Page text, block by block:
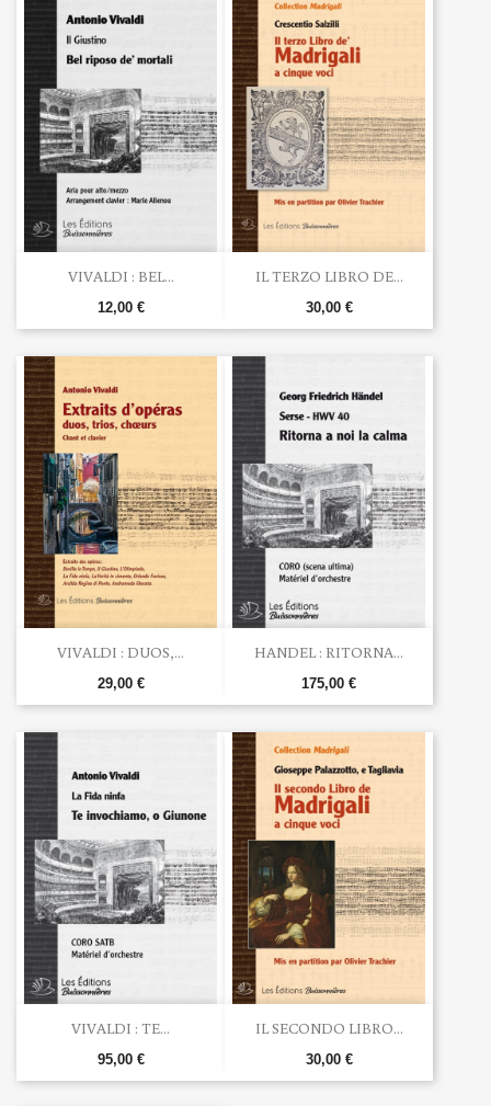
VIVALDI : BEL...
12,00 €
IL TERZO LIBRO DE...
30,00 €
VIVALDI : DUOS,...
29,00 €
HANDEL : RITORNA...
175,00 €
VIVALDI : TE...
95,00 €
IL SECONDO LIBRO...
30,00 €